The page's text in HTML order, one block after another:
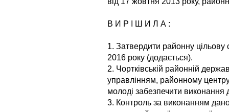
В И Р І Ш И Л А :
1. Затвердити районну цільову
2016 року (додається).
2. Чортківській районній
управлінням, районному
молоді забезпечити виконання
3. Контроль за виконанням